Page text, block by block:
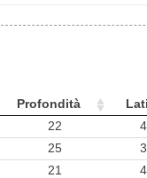
Profondità
22
25
21